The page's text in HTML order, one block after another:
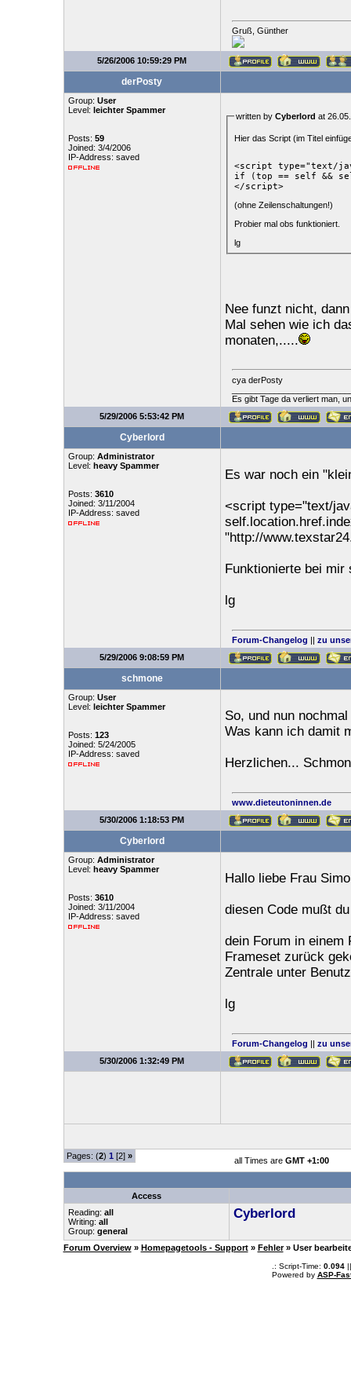
Gruß, Günther
5/26/2006 10:59:29 PM
derPosty
Group: User
Level: leichter Spammer
Posts: 59
Joined: 3/4/2006
IP-Address: saved
written by Cyberlord at
Hier das Script (im Titel
<script type="text/
if (top == self &&
</script>
(ohne Zeilenschaltungen!)
Probier mal obs funktioniert.
lg
Nee funzt nicht,
Mal sehen wie ich
monaten,.....
cya derPosty
Es gibt Tage da verliert man,
5/29/2006 5:53:42 PM
Cyberlord
Group: Administrator
Level: heavy Spammer
Posts: 3610
Joined: 3/11/2004
IP-Address: saved
Es war noch ein
<script type="text/
"http://
Funktionierte bei mir
lg
Forum-Changelog || zu
5/29/2006 9:08:59 PM
schmone
Group: User
Level: leichter Spammer
Posts: 123
Joined: 5/24/2005
IP-Address: saved
So, und nun
Was kann ich damit
Herzlichen...
www.dieteutoninnen.de
5/30/2006 1:18:53 PM
Cyberlord
Group: Administrator
Level: heavy Spammer
Posts: 3610
Joined: 3/11/2004
IP-Address: saved
Hallo liebe Frau
diesen Code mußt
dein Forum in einem
Frameset zurück
Zentrale unter
lg
Forum-Changelog || zu
5/30/2006 1:32:49 PM
Pages: (2) 1 [2] » all Times are GMT +1:00
Access
Reading: all
Writing: all
Group: general
Cyberlord
Forum Overview » Homepagetools - Support » Fehler » User
.: Script-Time: 0.094||
Powered by ASP-